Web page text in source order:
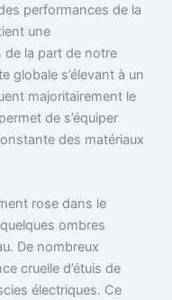
performances de la
une
de la part de notre
globale s’élevant à un
majoritairement le
de s’équiper
des matériaux
rose dans le
ombres
De nombreux
cruelle d’étuis de
électriques. Ce